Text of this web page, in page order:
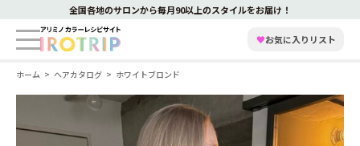
全国各地のサロンから毎月90以上のスタイルをお届け！
♥お気に入りリスト
ホーム ヘアカタログ ホワイトブロンド